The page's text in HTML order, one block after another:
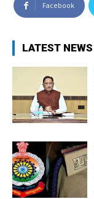
Facebook
LATEST NEWS